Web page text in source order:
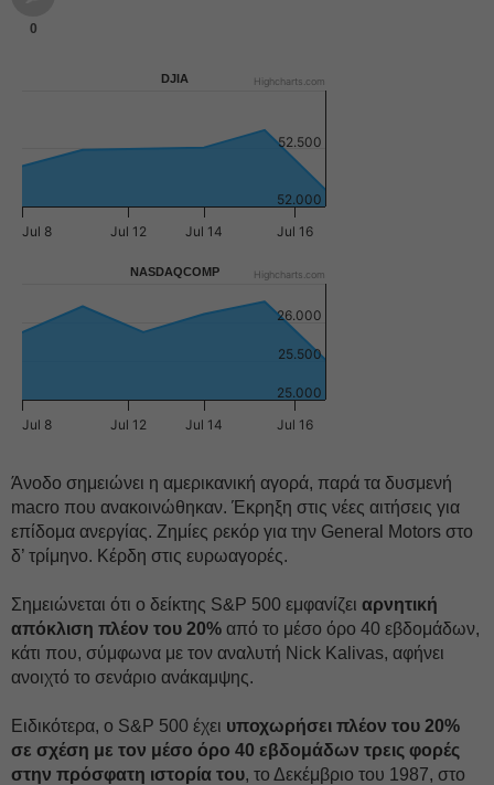
0
DJIA
Jul 8 Jul 12 Jul 14 Jul 16
52.000
52.500
Highcharts.com
NASDAQCOMP
Jul 8 Jul 12 Jul 14 Jul 16
25.000
25.500
26.000
Highcharts.com
Άνοδο σημειώνει η αμερικανική αγορά, παρά τα δυσμενή
macro που ανακοινώθηκαν. Έκρηξη στις νέες αιτήσεις για
επίδομα ανεργίας. Ζημίες ρεκόρ για την General Motors στο
δ’ τρίμηνο. Κέρδη στις ευρωαγορές.
Σημειώνεται ότι ο δείκτης S&P 500 εμφανίζει αρνητική
απόκλιση πλέον του 20% από το μέσο όρο 40 εβδομάδων,
κάτι που, σύμφωνα με τον αναλυτή Νick Κalivas, αφήνει
ανοιχτό το σενάριο ανάκαμψης.
Ειδικότερα, ο S&P 500 έχει υποχωρήσει πλέον του 20%
σε σχέση με τον μέσο όρο 40 εβδομάδων τρεις φορές
στην πρόσφατη ιστορία του, το Δεκέμβριο του 1987, στο